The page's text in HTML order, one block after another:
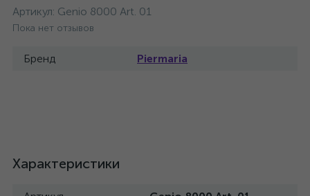
Артикул: Genio 8000 Art. 01
Пока нет отзывов
Бренд Piermaria
Характеристики